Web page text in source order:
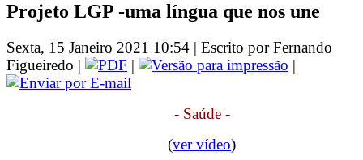
Projeto LGP -uma língua que nos une
Sexta, 15 Janeiro 2021 10:54 | Escrito por Fernando
Figueiredo |
| |
- Saúde -
(ver vídeo)